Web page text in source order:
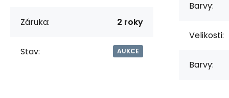
Záruka: 2 roky
Stav: AUKCE
Barvy:
Velikosti:
Barvy: